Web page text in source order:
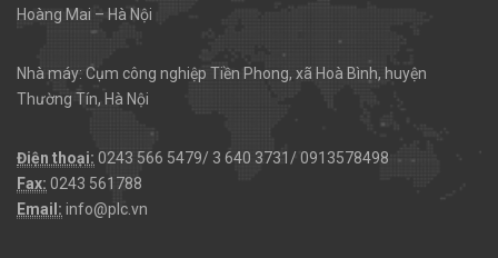
Hoàng Mai – Hà Nội
Nhà máy: Cụm công nghiệp Tiền Phong, xã Hoà Bình, huyện
Thường Tín, Hà Nội
Điện thoại: 0243 566 5479/ 3 640 3731/ 0913578498
Fax: 0243 561788
Email: info@plc.vn